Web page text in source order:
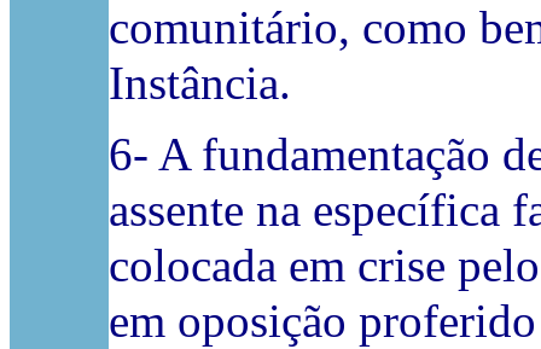
comunitário, como
Instância.
6- A fundamentação
assente na específica
colocada em crise
em oposição